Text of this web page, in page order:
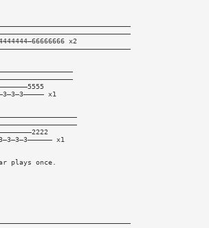
x2
x1
x1
plays once.